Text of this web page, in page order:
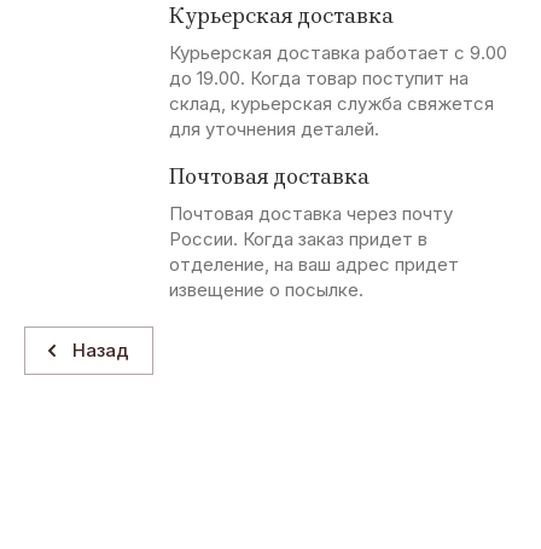
Курьерская доставка
Курьерская доставка работает с 9.00
до 19.00. Когда товар поступит на
склад, курьерская служба свяжется
для уточнения деталей.
Почтовая доставка
Почтовая доставка через почту
России. Когда заказ придет в
отделение, на ваш адрес придет
извещение о посылке.
Назад